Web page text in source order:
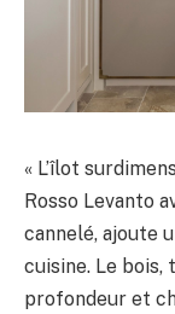
« L’îlot
Rosso Levanto
cannelé, ajoute
cuisine. Le
profondeur et